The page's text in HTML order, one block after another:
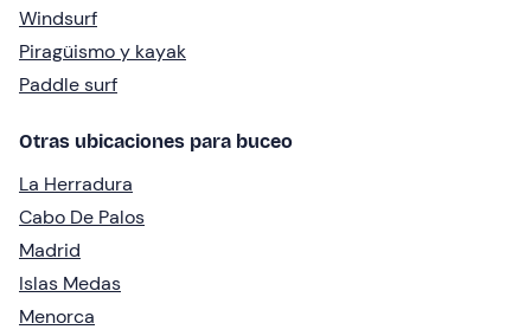
Windsurf
Piragüismo y kayak
Paddle surf
Otras ubicaciones para buceo
La Herradura
Cabo De Palos
Madrid
Islas Medas
Menorca